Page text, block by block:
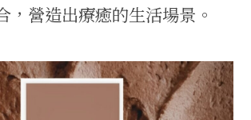
，營造出療癒的生活場景。